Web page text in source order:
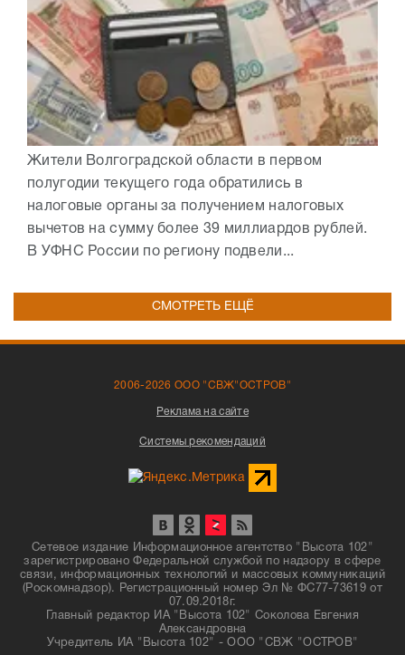
Жители Волгоградской области в первом
полугодии текущего года обратились в
налоговые органы за получением налоговых
вычетов на сумму более 39 миллиардов рублей.
В УФНС России по региону подвели...
СМОТРЕТЬ ЕЩЁ
2006-2026 ООО "СВЖ"ОСТРОВ"
Реклама на сайте
Системы рекомендаций
Сетевое издание Информационное агентство "Высота 102"
зарегистрировано Федеральной службой по надзору в сфере
связи, информационных технологий и массовых коммуникаций
(Роскомнадзор). Регистрационный номер Эл № ФС77-73619 от
07.09.2018г.
Главный редактор ИА "Высота 102" Соколова Евгения
Александровна
Учредитель ИА "Высота 102" - ООО "СВЖ "ОСТРОВ"